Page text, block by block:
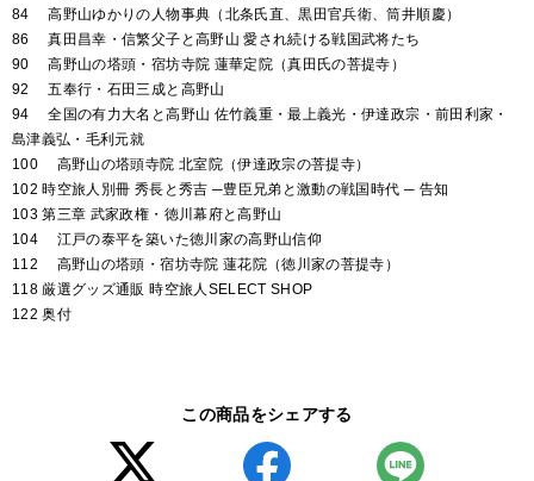
84 高野山ゆかりの人物事典（北条氏直、黒田官兵衛、筒井順慶）
86 真田昌幸・信繁父子と高野山 愛され続ける戦国武将たち
90 高野山の塔頭・宿坊寺院 蓮華定院（真田氏の菩提寺）
92 五奉行・石田三成と高野山
94 全国の有力大名と高野山 佐竹義重・最上義光・伊達政宗・前田利家・
島津義弘・毛利元就
100 高野山の塔頭寺院 北室院（伊達政宗の菩提寺）
102 時空旅人別冊 秀長と秀吉 ─豊臣兄弟と激動の戦国時代 ─ 告知
103 第三章 武家政権・徳川幕府と高野山
104 江戸の泰平を築いた徳川家の高野山信仰
112 高野山の塔頭・宿坊寺院 蓮花院（徳川家の菩提寺）
118 厳選グッズ通販 時空旅人SELECT SHOP
122 奥付
この商品をシェアする